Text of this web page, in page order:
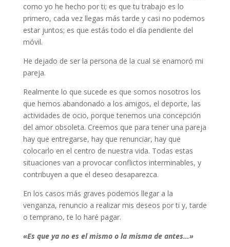
como yo he hecho por ti; es que tu trabajo es lo
primero, cada vez llegas más tarde y casi no podemos
estar juntos; es que estás todo el día pendiente del
móvil.
He dejado de ser la persona de la cual se enamoró mi
pareja.
Realmente lo que sucede es que somos nosotros los
que hemos abandonado a los amigos, el deporte, las
actividades de ocio, porque tenemos una concepción
del amor obsoleta. Creemos que para tener una pareja
hay que entregarse, hay que renunciar, hay que
colocarlo en el centro de nuestra vida. Todas estas
situaciones van a provocar conflictos interminables, y
contribuyen a que el deseo desaparezca.
En los casos más graves podemos llegar a la
venganza, renuncio a realizar mis deseos por ti y, tarde
o temprano, te lo haré pagar.
«Es que ya no es el mismo o la misma de antes…»